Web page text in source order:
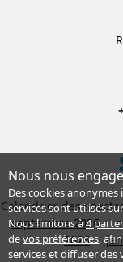
Calendrier des
septembre 2026
2026
Nous nous
Des cookies
services sont utilisés
Nous limitons à4
devos préférences,
services et diffuser des